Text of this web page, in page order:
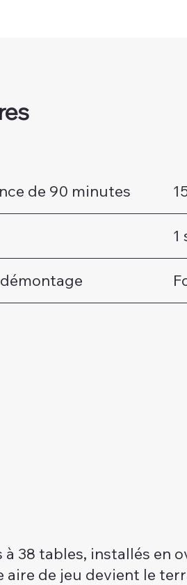
de 90 minutes
1
38 tables, installés en
de jeu devient le